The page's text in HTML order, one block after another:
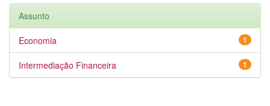
Assunto
1
Economia
1
Intermediação Financeira